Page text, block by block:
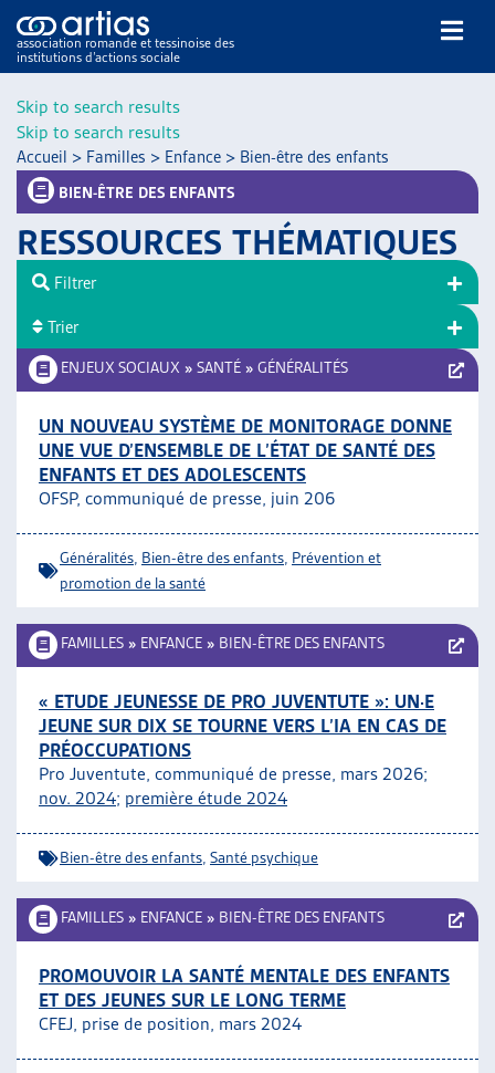
Skip to search results
Skip to search results
association romande et tessinoise des
institutions d’actions sociale
NOS PUBLICATIONS
DOSSIERS DU MOIS
VEILLE
RESSOURCES
THÉMATIQUES
GUIDE SOCIAL ROMAND
AUTRES
PROJETS ET ACTIVITÉS
Accueil > Familles > Enfance > Bien-être des enfants
BIEN-ÊTRE DES ENFANTS
RESSOURCES THÉMATIQUES
ENJEUX SOCIAUX » SANTÉ » GÉNÉRALITÉS
UN NOUVEAU SYSTÈME DE MONITORAGE DONNE
UNE VUE D’ENSEMBLE DE L’ÉTAT DE SANTÉ DES
ENFANTS ET DES ADOLESCENTS
OFSP, communiqué de presse, juin 206
Généralités Bien-être des enfants Prévention et
promotion de la santé
FAMILLES » ENFANCE » BIEN-ÊTRE DES ENFANTS
« ETUDE JEUNESSE DE PRO JUVENTUTE »: UN·E
JEUNE SUR DIX SE TOURNE VERS L’IA EN CAS DE
PRÉOCCUPATIONS
Pro Juventute, communiqué de presse, mars 2026;
nov. 2024; première étude 2024
Bien-être des enfants Santé psychique
FAMILLES » ENFANCE » BIEN-ÊTRE DES ENFANTS
PROMOUVOIR LA SANTÉ MENTALE DES ENFANTS
ET DES JEUNES SUR LE LONG TERME
CFEJ, prise de position, mars 2024
Filtrer
Trier